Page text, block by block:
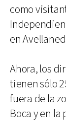
como
en
Ahora, los
tienen sólo
fuera de la
Boca y en la